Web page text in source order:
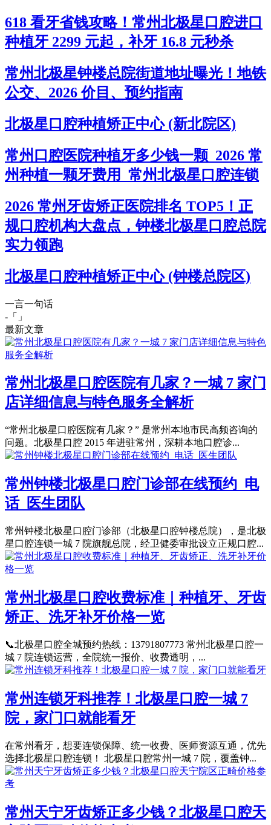
618 看牙省钱攻略！常州北极星口腔进口
种植牙 2299 元起，补牙 16.8 元秒杀
常州北极星钟楼总院街道地址曝光！地铁
公交、2026 价目、预约指南
北极星口腔种植矫正中心 (新北院区)
常州口腔医院种植牙多少钱一颗_2026 常
州种植一颗牙费用_常州北极星口腔连锁
2026 常州牙齿矫正医院排名 TOP5！正
规口腔机构大盘点，钟楼北极星口腔总院
实力领跑
北极星口腔种植矫正中心 (钟楼总院区)
一言一句话
-「
」
最新文章
常州北极星口腔医院有几家？一城 7 家门
店详细信息与特色服务全解析
“常州北极星口腔医院有几家？” 是常州本地市民高频咨询的
问题。北极星口腔 2015 年进驻常州，深耕本地口腔诊...
常州钟楼北极星口腔门诊部在线预约_电
话_医生团队
常州钟楼北极星口腔门诊部（北极星口腔钟楼总院），是北极
星口腔连锁一城 7 院旗舰总院，经卫健委审批设立正规口腔...
常州北极星口腔收费标准｜种植牙、牙齿
矫正、洗牙补牙价格一览
📞北极星口腔全城预约热线：13791807773 常州北极星口腔一
城 7 院连锁运营，全院统一报价、收费透明，...
常州连锁牙科推荐！北极星口腔一城 7
院，家门口就能看牙
在常州看牙，想要连锁保障、统一收费、医师资源互通，优先
选择北极星口腔连锁！ 北极星口腔常州一城 7 院，覆盖钟...
常州天宁牙齿矫正多少钱？北极星口腔天